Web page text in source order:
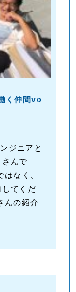
く仲間vo
ジニアと
さんで
なく、
てくだ
んの紹介